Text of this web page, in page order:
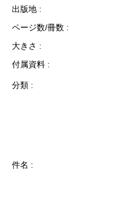
出版地
ページ数/冊数
大きさ
付属資料
分類
件名